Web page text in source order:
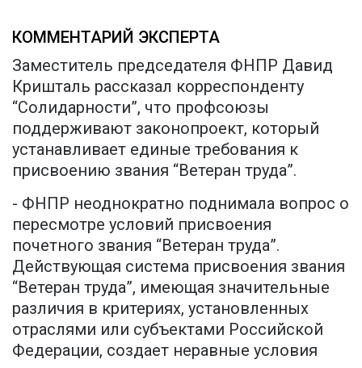
КОММЕНТАРИЙ ЭКСПЕРТА
Заместитель председателя ФНПР Давид
Кришталь рассказал корреспонденту
“Солидарности”, что профсоюзы
поддерживают законопроект, который
устанавливает единые требования к
присвоению звания “Ветеран труда”.
- ФНПР неоднократно поднимала вопрос о
пересмотре условий присвоения
почетного звания “Ветеран труда”.
Действующая система присвоения звания
“Ветеран труда”, имеющая значительные
различия в критериях, установленных
отраслями или субъектами Российской
Федерации, создает неравные условия